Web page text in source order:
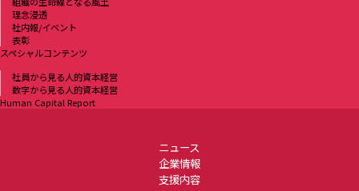
理念浸透
社内報/イベント
表彰
スペシャルコンテンツ
社員から見る人的資本経営
数字から見る人的資本経営
Human Capital Report
ニュース
企業情報
支援内容